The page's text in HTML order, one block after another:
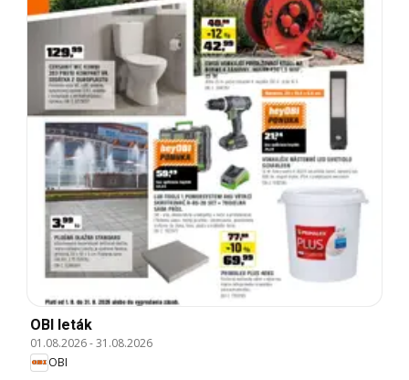
OBI leták
01.08.2026-31.08.2026
OBI